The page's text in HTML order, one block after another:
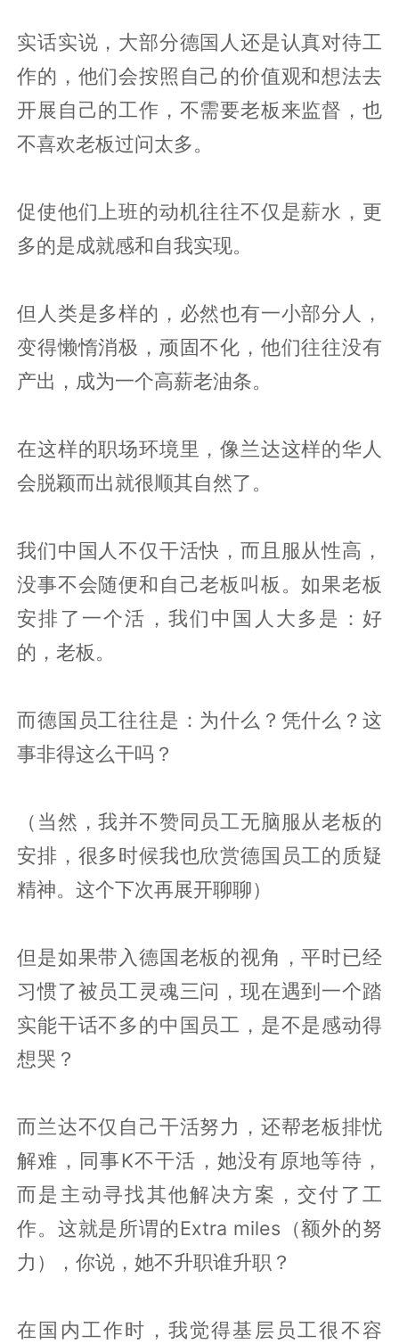
实话实说，大部分德国人还是认真对待工
作的，他们会按照自己的价值观和想法去
开展自己的工作，不需要老板来监督，也
不喜欢老板过问太多。
促使他们上班的动机往往不仅是薪水，更
多的是成就感和自我实现。
但人类是多样的，必然也有一小部分人，
变得懒惰消极，顽固不化，他们往往没有
产出，成为一个高薪老油条。
在这样的职场环境里，像兰达这样的华人
会脱颖而出就很顺其自然了。
我们中国人不仅干活快，而且服从性高，
没事不会随便和自己老板叫板。如果老板
安排了一个活，我们中国人大多是：好
的，老板。
而德国员工往往是：为什么？凭什么？这
事非得这么干吗？
（当然，我并不赞同员工无脑服从老板的
安排，很多时候我也欣赏德国员工的质疑
精神。这个下次再展开聊聊）
但是如果带入德国老板的视角，平时已经
习惯了被员工灵魂三问，现在遇到一个踏
实能干话不多的中国员工，是不是感动得
想哭？
而兰达不仅自己干活努力，还帮老板排忧
解难，同事K不干活，她没有原地等待，
而是主动寻找其他解决方案，交付了工
作。这就是所谓的Extra miles（额外的努
力），你说，她不升职谁升职？
在国内工作时，我觉得基层员工很不容